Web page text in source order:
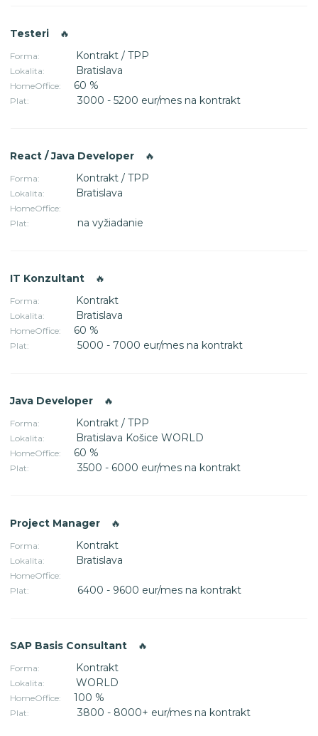
Testeri 🔥
Forma: Kontrakt / TPP
Lokalita: Bratislava
HomeOffice: 60 %
Plat: 3000 - 5200 eur/mes na kontrakt
React / Java Developer 🔥
Forma: Kontrakt / TPP
Lokalita: Bratislava
HomeOffice:
Plat:
na vyžiadanie
IT Konzultant 🔥
Forma: Kontrakt
Lokalita: Bratislava
HomeOffice: 60 %
Plat: 5000 - 7000 eur/mes na kontrakt
Java Developer 🔥
Forma: Kontrakt / TPP
Lokalita: Bratislava Košice WORLD
HomeOffice: 60 %
Plat: 3500 - 6000 eur/mes na kontrakt
Project Manager 🔥
Forma: Kontrakt
Lokalita: Bratislava
HomeOffice:
Plat:
6400 - 9600 eur/mes na kontrakt
SAP Basis Consultant 🔥
Forma: Kontrakt
Lokalita: WORLD
HomeOffice: 100 %
Plat: 3800 - 8000+ eur/mes na kontrakt